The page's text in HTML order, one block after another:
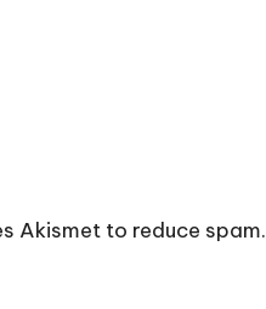
Akismet to reduce spam.